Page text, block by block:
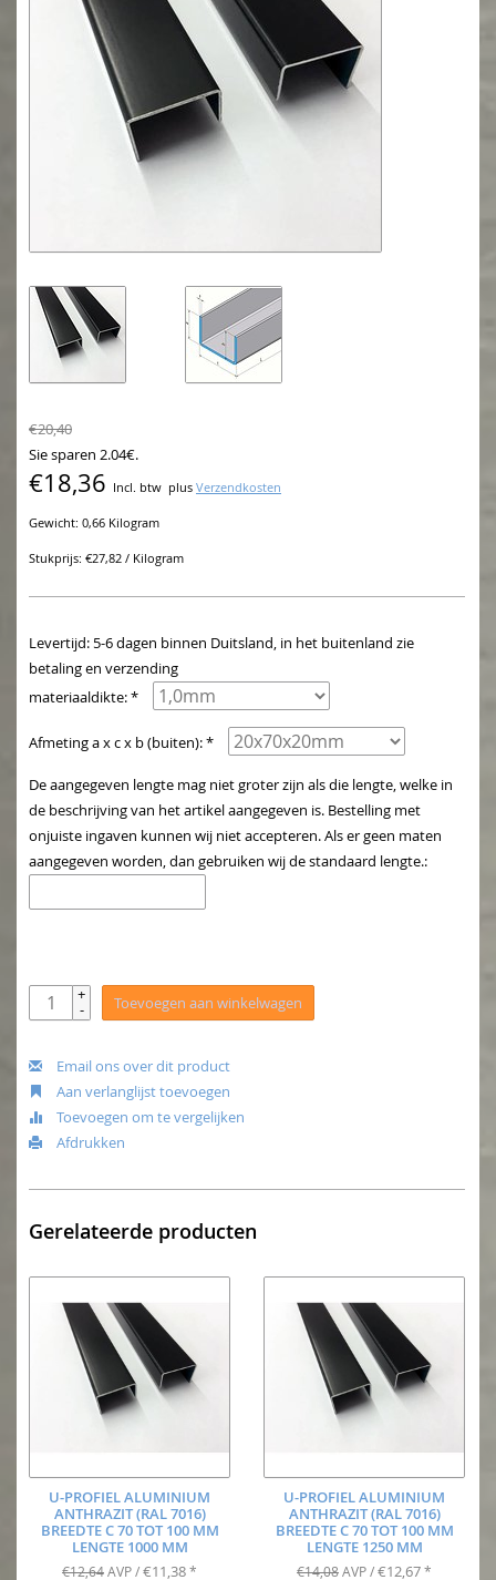
€20,40
Sie sparen 2.04€.
€18,36 Incl. btw plus Verzendkosten
Gewicht: 0,66 Kilogram
Stukprijs: €27,82 / Kilogram
Levertijd: 5-6 dagen binnen Duitsland, in het buitenland zie
betaling en verzending
materiaaldikte: *
Afmeting a x c x b (buiten): *
De aangegeven lengte mag niet groter zijn als die lengte, welke in
de beschrijving van het artikel aangegeven is. Bestelling met
onjuiste ingaven kunnen wij niet accepteren. Als er geen maten
aangegeven worden, dan gebruiken wij de standaard lengte.:
+
- Toevoegen aan winkelwagen
Email ons over dit product
Aan verlanglijst toevoegen
Toevoegen om te vergelijken
Afdrukken
Gerelateerde producten
U-PROFIEL ALUMINIUM
ANTHRAZIT (RAL 7016)
BREEDTE C 70 TOT 100 MM
LENGTE 1000 MM
€12,64 AVP / €11,38 *
U-PROFIEL ALUMINIUM
ANTHRAZIT (RAL 7016)
BREEDTE C 70 TOT 100 MM
LENGTE 1250 MM
€14,08 AVP / €12,67 *